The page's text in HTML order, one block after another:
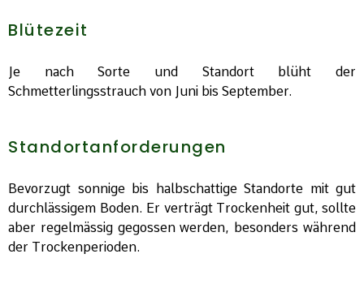
Blütezeit
Je nach Sorte und Standort blüht der
Schmetterlingsstrauch von Juni bis September.
Standortanforderungen
Bevorzugt sonnige bis halbschattige Standorte mit gut
durchlässigem Boden. Er verträgt Trockenheit gut, sollte
aber regelmässig gegossen werden, besonders während
der Trockenperioden.